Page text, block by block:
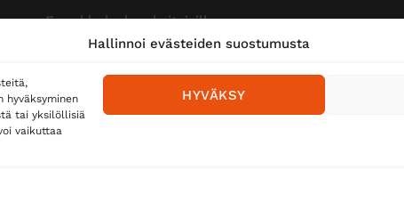
Hallinnoi evästeiden suostumusta
tai yksilöllisiä
vaikuttaa
HYVÄKSY
Ennakkolasku yksityisille